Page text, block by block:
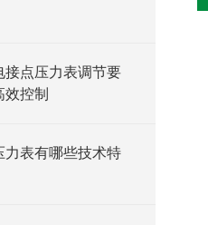
接点压力表调节要
效控制
力表有哪些技术特